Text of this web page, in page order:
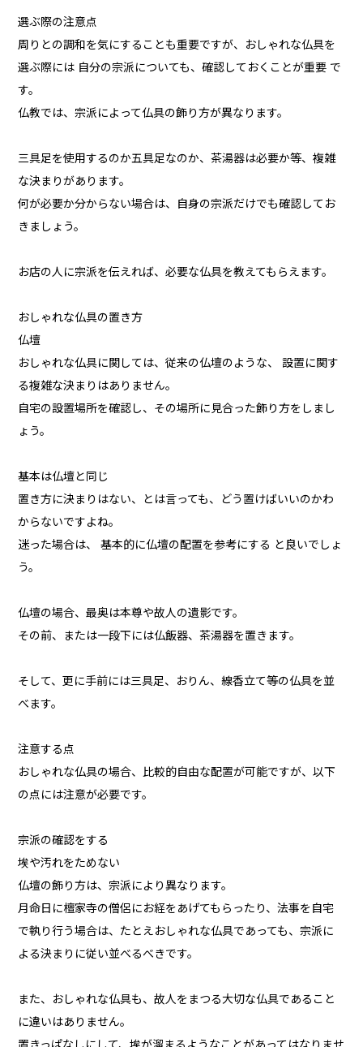
選ぶ際の注意点
周りとの調和を気にすることも重要ですが、おしゃれな仏具を
選ぶ際には 自分の宗派についても、確認しておくことが重要 で
す。
仏教では、宗派によって仏具の飾り方が異なります。
三具足を使用するのか五具足なのか、茶湯器は必要か等、複雑
な決まりがあります。
何が必要か分からない場合は、自身の宗派だけでも確認してお
きましょう。
お店の人に宗派を伝えれば、必要な仏具を教えてもらえます。
おしゃれな仏具の置き方
仏壇
おしゃれな仏具に関しては、従来の仏壇のような、 設置に関す
る複雑な決まりはありません。
自宅の設置場所を確認し、その場所に見合った飾り方をしまし
ょう。
基本は仏壇と同じ
置き方に決まりはない、とは言っても、どう置けばいいのかわ
からないですよね。
迷った場合は、 基本的に仏壇の配置を参考にする と良いでしょ
う。
仏壇の場合、最奥は本尊や故人の遺影です。
その前、または一段下には仏飯器、茶湯器を置きます。
そして、更に手前には三具足、おりん、線香立て等の仏具を並
べます。
注意する点
おしゃれな仏具の場合、比較的自由な配置が可能ですが、以下
の点には注意が必要です。
宗派の確認をする
埃や汚れをためない
仏壇の飾り方は、宗派により異なります。
月命日に檀家寺の僧侶にお経をあげてもらったり、法事を自宅
で執り行う場合は、たとえおしゃれな仏具であっても、宗派に
よる決まりに従い並べるべきです。
また、おしゃれな仏具も、故人をまつる大切な仏具であること
に違いはありません。